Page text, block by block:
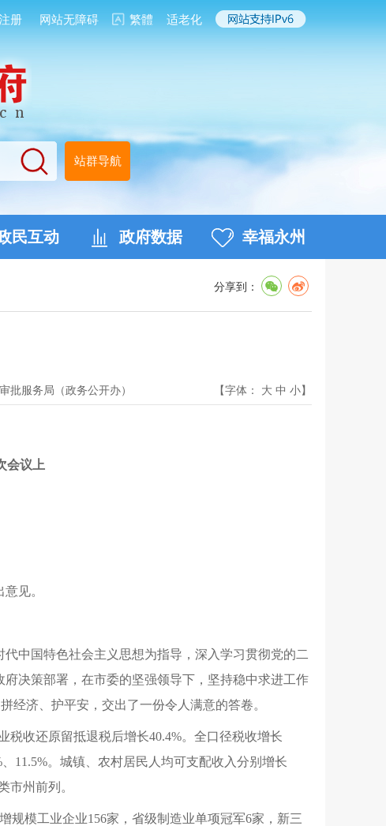
册 网站无障碍 繁體 适老化
站群导航
民互动 政府数据 幸福永州
分享到：
批服务局（政务公开办） 【字体： 大 中 小】
会议上
见。
中国特色社会主义思想为指导，深入学习贯彻党的二
决策部署，在市委的坚强领导下，坚持稳中求进工作
经济、护平安，交出了一份令人满意的答卷。
税收还原留抵退税后增长40.4%。全口径税收增长
11.5%。城镇、农村居民人均可支配收入分别增长
市州前列。
规模工业企业156家，省级制造业单项冠军6家，新三